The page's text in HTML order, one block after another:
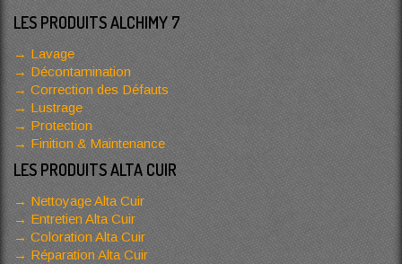
LES PRODUITS ALCHIMY 7
Lavage
Décontamination
Correction des Défauts
Lustrage
Protection
Finition & Maintenance
LES PRODUITS ALTA CUIR
Nettoyage Alta Cuir
Entretien Alta Cuir
Coloration Alta Cuir
Réparation Alta Cuir